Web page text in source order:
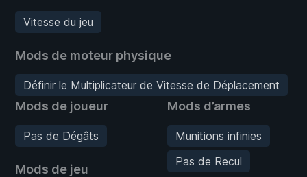
Vitesse du jeu
Mods de moteur physique
Définir le Multiplicateur de Vitesse de Déplacement
Mods de joueur
Pas de Dégâts
Mods de jeu
Mods d’armes
Munitions infinies
Pas de Recul